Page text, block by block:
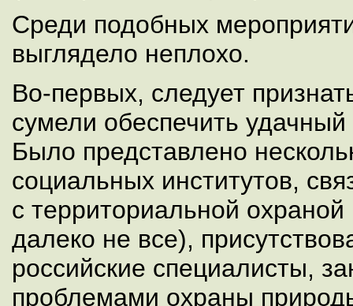
Среди подобных
выглядело неплохо.
Во-первых, следует
сумели обеспечить
Было представлено
социальных институтов,
с территориальной
далеко не все),
российские специалисты,
проблемами охраны